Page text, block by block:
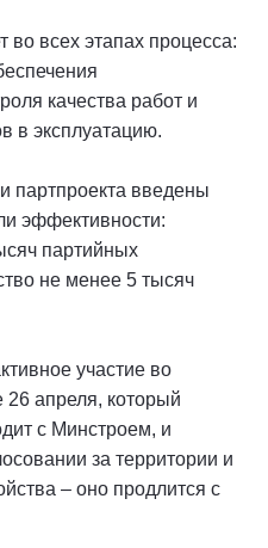
во всех этапах процесса:
качества работ и
в эксплуатацию.
партпроекта введены
эффективности:
партийных
не менее 5 тысяч
участие во
26 апреля, который
с Минстроем, и
за территории и
– оно продлится с